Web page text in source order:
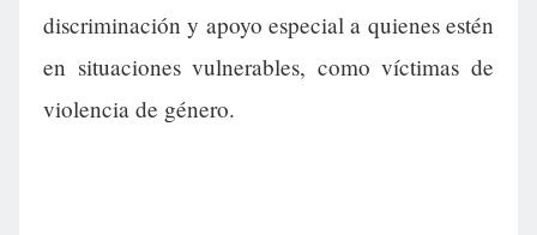
discriminación y apoyo especial a quienes estén
en situaciones vulnerables, como víctimas de
violencia de género.